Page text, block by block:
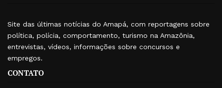
Site das últimas notícias do Amapá, com reportagens sobre
política, polícia, comportamento, turismo na Amazônia,
entrevistas, vídeos, informações sobre concursos e
empregos.
CONTATO